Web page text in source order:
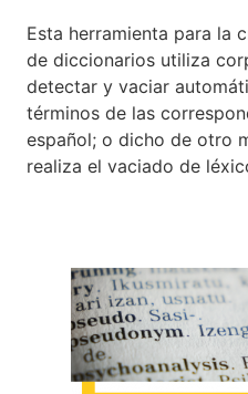
Esta herramienta para la
de diccionarios utiliza
detectar y vaciar
términos de las
español; o dicho de otro
realiza el vaciado de